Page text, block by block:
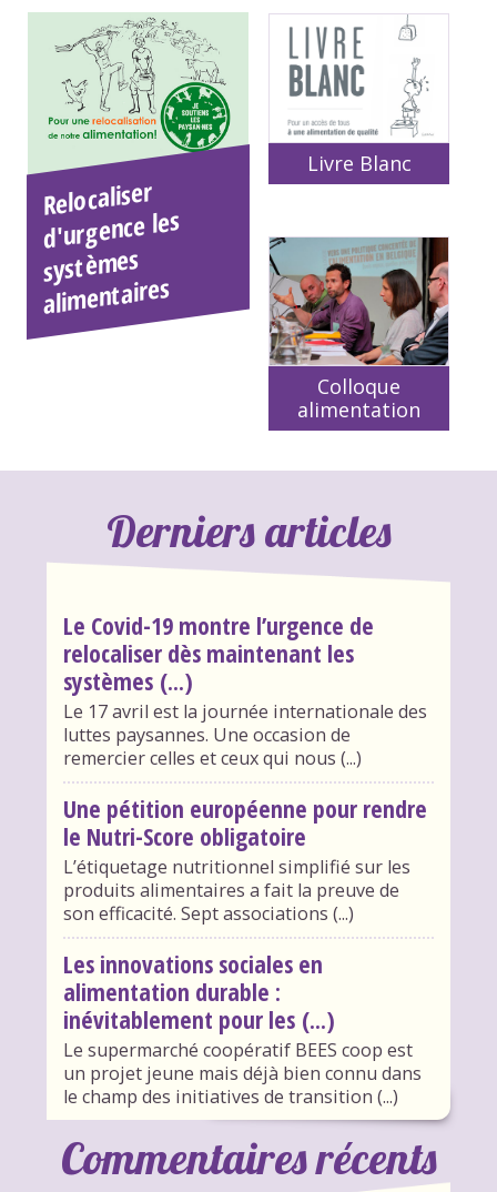
Relocaliser
d'urgence les
systè
mes
ali
mentaires
Livre Blanc
Colloque
alimentation
Derniers articles
Le Covid-19 montre l’urgence de
relocaliser dès maintenant les
systèmes (...)
Le 17 avril est la journée internationale des
luttes paysannes. Une occasion de
remercier celles et ceux qui nous (...)
Une pétition européenne pour rendre
le Nutri-Score obligatoire
L’étiquetage nutritionnel simplifié sur les
produits alimentaires a fait la preuve de
son efficacité. Sept associations (...)
Les innovations sociales en
alimentation durable :
inévitablement pour les (...)
Le supermarché coopératif BEES coop est
un projet jeune mais déjà bien connu dans
le champ des initiatives de transition (...)
Commentaires récents